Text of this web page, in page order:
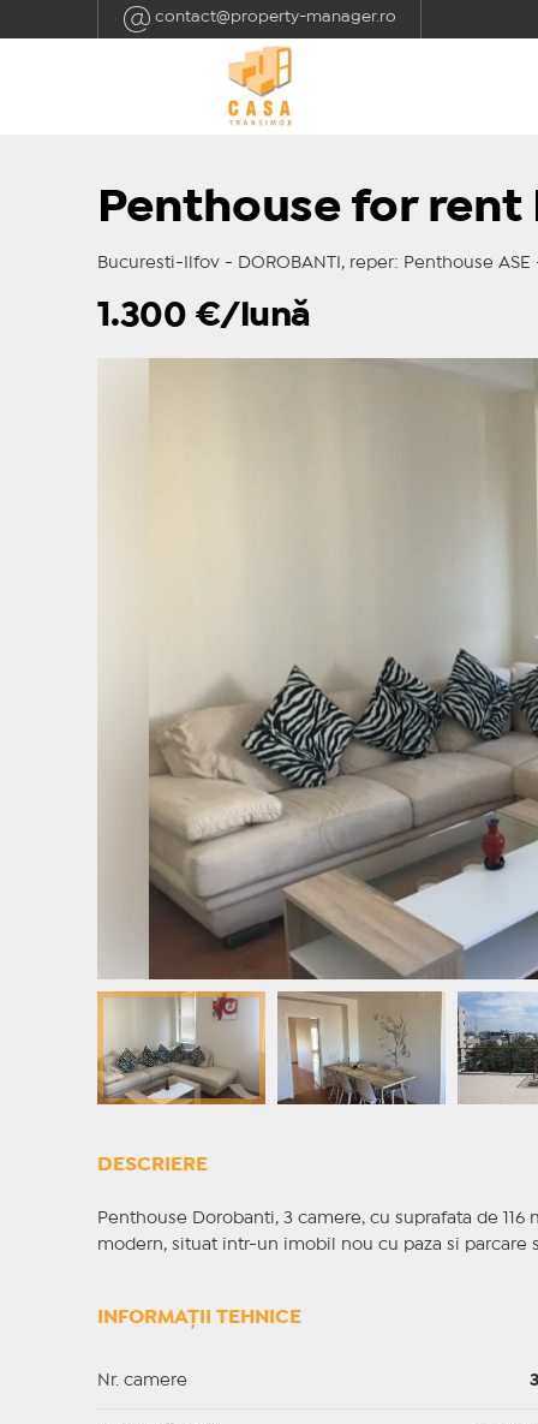
contact@property-manager.ro
Penthouse for rent
Bucuresti-Ilfov - DOROBANTI, reper: Penthouse ASE
1.300 €/lună
DESCRIERE
Penthouse Dorobanti, 3 camere, cu suprafata de
modern, situat intr-un imobil nou cu paza si parcare
INFORMAȚII TEHNICE
Nr. camere 3